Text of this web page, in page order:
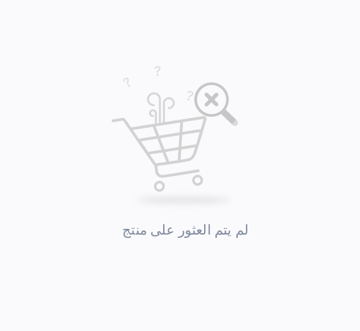
لم يتم العثور على منتج